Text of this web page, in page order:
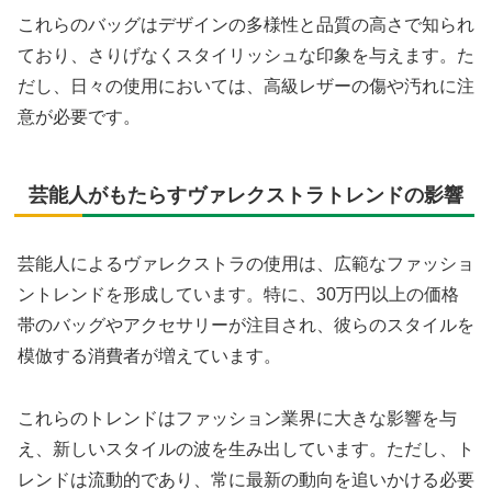
これらのバッグはデザインの多様性と品質の高さで知られ
ており、さりげなくスタイリッシュな印象を与えます。た
だし、日々の使用においては、高級レザーの傷や汚れに注
意が必要です。
芸能人がもたらすヴァレクストラトレンドの影響
芸能人によるヴァレクストラの使用は、広範なファッショ
ントレンドを形成しています。特に、30万円以上の価格
帯のバッグやアクセサリーが注目され、彼らのスタイルを
模倣する消費者が増えています。
これらのトレンドはファッション業界に大きな影響を与
え、新しいスタイルの波を生み出しています。ただし、ト
レンドは流動的であり、常に最新の動向を追いかける必要